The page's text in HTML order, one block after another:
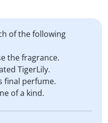
of the following
the fragrance.
TigerLily.
final perfume.
of a kind.